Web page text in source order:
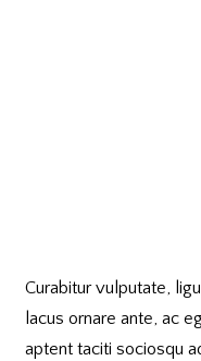
Curabitur vulputate,
lacus ornare ante, ac
aptent taciti sociosqu